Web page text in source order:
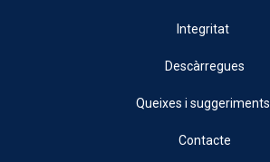
Integritat
Descàrregues
Queixes i suggeriments
Contacte